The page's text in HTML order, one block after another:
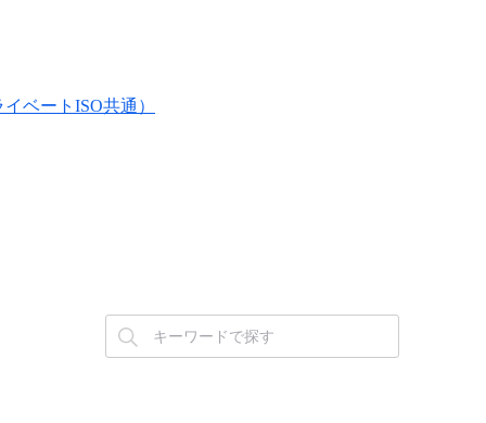
ベートISO共通）